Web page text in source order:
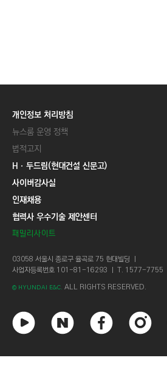
개인정보 처리방침
뉴스룸 운영 정책
법적고지
Hㆍ두드림(현대건설 신문고)
사이버감사실
인재채용
협력사 우수기술 제안센터
패밀리사이트
03058 서울시 종로구 율곡로 75 현대빌딩 ㅣ
사업자등록번호 101-81-16293 ㅣ T. 1577-7755
© HYUNDAI E&C. ALL RIGHTS RESERVED.
튜
이
이
스